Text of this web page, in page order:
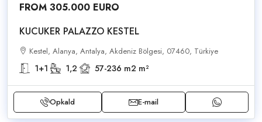
FROM 305.000 EURO
KUCUKER PALAZZO KESTEL
Kestel, Alanya, Antalya, Akdeniz Bölgesi, 07460, Türkiye
1+1 1,2 57-236 m2 m²
Opkald E-mail